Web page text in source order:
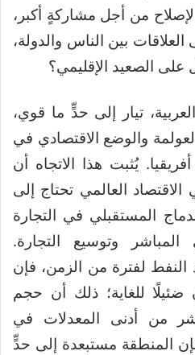
من أجل مشاركةٍ أكبر،
بين الناس والدولة،
على الصعيد الإقليمي؟
تيار إلى حدٍّ ما قوي،
والوضع الاقتصادي في
يُثبت هذا الاتجاه أن
العالمي تحتاج إلى
المستقبلي في التجارة
المباشر وتوسيع التجارة.
النفط لفترة من الزمن، فإن
ضئيلًا للغاية؛ ذلك أن حجم
من أدنى المعدلات في
المنطقة مستبعدة إلى حدٍّ